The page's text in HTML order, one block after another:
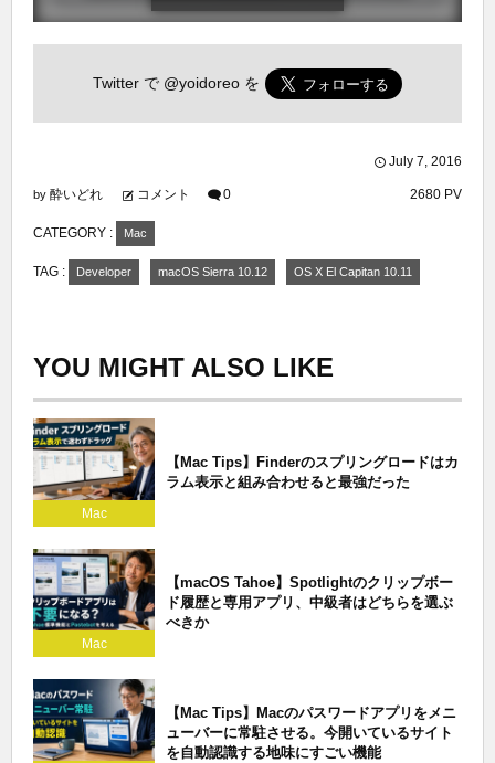
Twitter で @yoidoreo を
July 7, 2016
by 酔いどれ コメント 0 2680 PV
CATEGORY : Mac
TAG : Developer macOS Sierra 10.12 OS X El Capitan 10.11
YOU MIGHT ALSO LIKE
Mac
【Mac Tips】Finderのスプリングロードはカ
ラム表示と組み合わせると最強だった
Mac
【macOS Tahoe】Spotlightのクリップボー
ド履歴と専用アプリ、中級者はどちらを選ぶ
べきか
【Mac Tips】Macのパスワードアプリをメニ
ューバーに常駐させる。今開いているサイト
を自動認識する地味にすごい機能